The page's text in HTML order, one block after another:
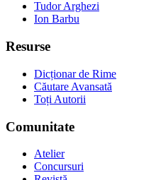
Tudor Arghezi
Ion Barbu
Resurse
Dicționar de Rime
Căutare Avansată
Toți Autorii
Comunitate
Atelier
Concursuri